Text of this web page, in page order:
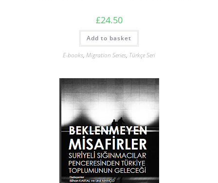
£24.50
Add to basket
E-books, Migration Series, Türkçe Seri